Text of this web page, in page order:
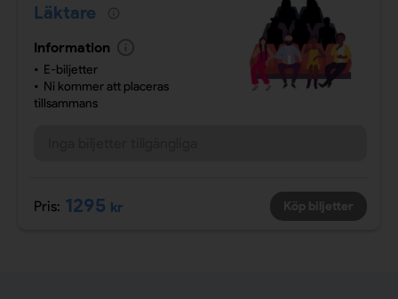
Läktare
Information
E-biljetter
Ni kommer att placeras
tillsammans
Pris: 1295 kr Köp biljetter